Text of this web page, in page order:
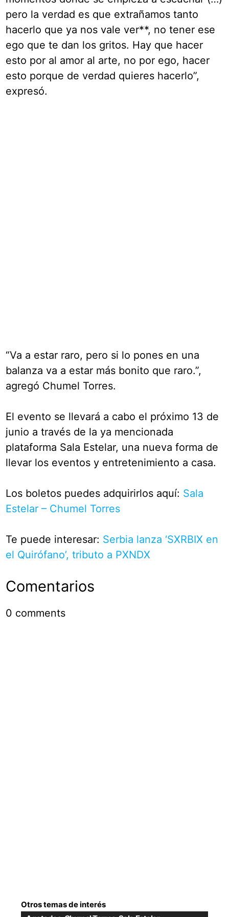
pero la verdad es que extrañamos tanto
hacerlo que ya nos vale ver**, no tener ese
ego que te dan los gritos. Hay que hacer
esto por al amor al arte, no por ego, hacer
esto porque de verdad quieres hacerlo”,
expresó.
“Va a estar raro, pero si lo pones en una
balanza va a estar más bonito que raro.”,
agregó Chumel Torres.
El evento se llevará a cabo el próximo 13 de
junio a través de la ya mencionada
plataforma Sala Estelar, una nueva forma de
llevar los eventos y entretenimiento a casa.
Los boletos puedes adquirirlos aquí: Sala
Estelar – Chumel Torres
Te puede interesar: Serbia lanza ‘SXRBIX en
el Quirófano’, tributo a PXNDX
Comentarios
0 comments
Otros temas de interés